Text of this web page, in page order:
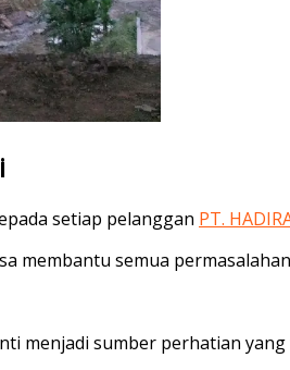
setiap pelanggan PT.
membantu semua
menjadi sumber perhatian yang